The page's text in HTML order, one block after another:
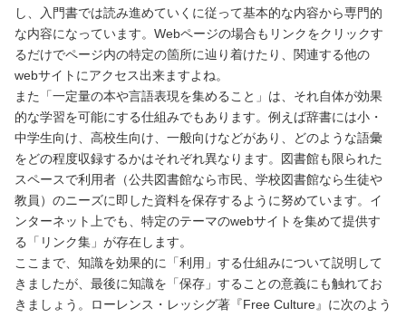
し、入門書では読み進めていくに従って基本的な内容から専門的
な内容になっています。Webページの場合もリンクをクリックす
るだけでページ内の特定の箇所に辿り着けたり、関連する他の
webサイトにアクセス出来ますよね。
また「一定量の本や言語表現を集めること」は、それ自体が効果
的な学習を可能にする仕組みでもあります。例えば辞書には小・
中学生向け、高校生向け、一般向けなどがあり、どのような語彙
をどの程度収録するかはそれぞれ異なります。図書館も限られた
スペースで利用者（公共図書館なら市民、学校図書館なら生徒や
教員）のニーズに即した資料を保存するように努めています。イ
ンターネット上でも、特定のテーマのwebサイトを集めて提供す
る「リンク集」が存在します。
ここまで、知識を効果的に「利用」する仕組みについて説明して
きましたが、最後に知識を「保存」することの意義にも触れてお
きましょう。ローレンス・レッシグ著『Free Culture』に次のよう